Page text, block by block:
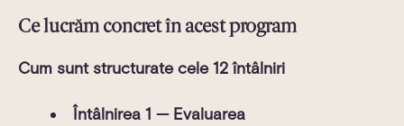
Ce lucrăm concret în acest program
Cum sunt structurate cele 12 întâlniri
Întâlnirea 1 — Evaluarea